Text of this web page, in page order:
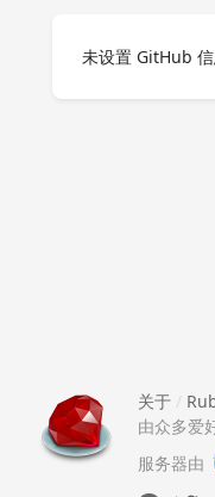
未设置 GitHub 信
关于 /
由众多爱
服务器由